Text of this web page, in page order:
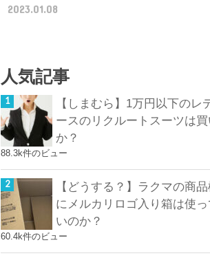
2023.01.08
人気記事
【しまむら】1万円以下のレ
ースのリクルートスーツは買
か？
88.3k件のビュー
【どうする？】ラクマの商
にメルカリロゴ入り箱は使っ
いのか？
60.4k件のビュー